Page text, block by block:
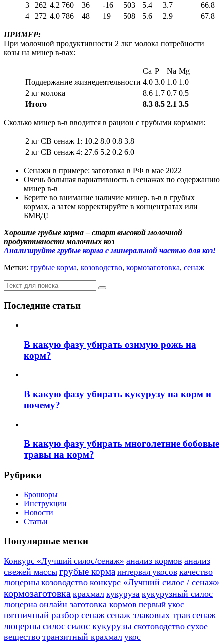
3 262 4.2 760 36 -16 503 5.4 3.7
66.8
4
272 4.0 786 48 19 508 5.6 2.9 67.8
ПРИМЕР:
При молочной продуктивности 2 лкг молока потребности
козы на минер в-вах:
Ca P Na Mg
Поддержание жизнедеятельности 4.0 3.0 1.0 1.0
2 кг молока
8.6 1.7 0.7 0.5
Итого
8.3 8.5 2.1 3.5
Сколько минер в-в вводится в рацион с грубыми кормами:
2 кг СВ сенаж 1: 10.2 8.0 0.8 3.8
2 кг СВ сенаж 4: 27.6 5.2 0.2 6.0
Сенажи в примере: заготовка в РФ в мае 2022
Очень большая вариативность в сенажах по содержанию
минер в-в
Берите во внимание наличие минер. в-в в грубых
кормах, а затем корректируйте в концентратах или
БМВД!
Хорошие грубые корма – старт высокой молочной
продуктивности молочных коз
Анализируйте грубые корма с минеральной частью для коз!
Метки: грубые корма, козоводство, кормозаготовка, сенаж
Последние статьи
В какую фазу убирать озимую рожь на
корм?
В какую фазу убирать кукурузу на корм и
почему?
В какую фазу убирать многолетние бобовые
травы на корм?
Рубрики
Брошюры
Инструкции
Новости
Статьи
Популярные метки
Конкурс «Лучший силос/сенаж» анализ кормов анализ
свежей массы грубые корма интервал укосов качество
люцерны козоводство конкурс «Лучший силос / сенаж»
кормозаготовка крахмал кукуруза кукурузный силос
люцерна онлайн заготовка кормов первый укос
пятничный разбор сенажсенаж злаковых травсенаж
люцернысилоссилос кукурузы скотоводство сухое
вещество транзитный крахмал укос